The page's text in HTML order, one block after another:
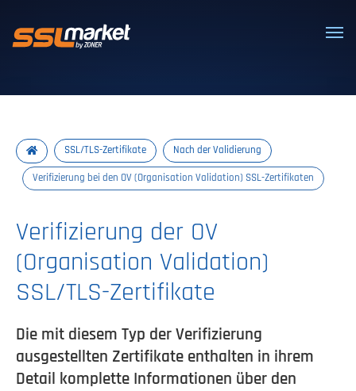
Vertrauenswürdige SSL/TLS-
SSL/TLS-Zertifikate Nach der Validierung
Verifizierung bei den OV (Organisation Validation) SSL-Zertifikaten
Verifizierung der OV
(Organisation Validation)
SSL/TLS-Zertifikate
Die mit diesem Typ der Verifizierung
ausgestellten Zertifikate enthalten in ihrem
Detail komplette Informationen über den